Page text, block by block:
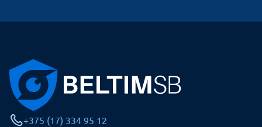
+375 (17) 334 95 12